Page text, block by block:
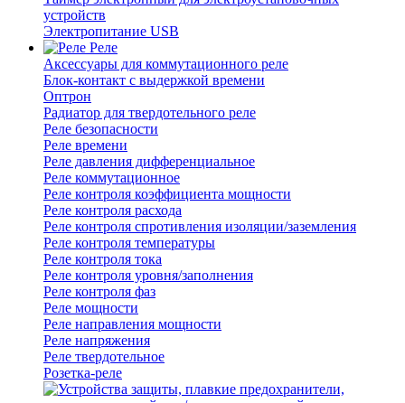
устройств
Электропитание USB
Реле
Аксессуары для коммутационного реле
Блок-контакт с выдержкой времени
Оптрон
Радиатор для твердотельного реле
Реле безопасности
Реле времени
Реле давления дифференциальное
Реле коммутационное
Реле контроля коэффициента мощности
Реле контроля расхода
Реле контроля спротивления изоляции/заземления
Реле контроля температуры
Реле контроля тока
Реле контроля уровня/заполнения
Реле контроля фаз
Реле мощности
Реле направления мощности
Реле напряжения
Реле твердотельное
Розетка-реле